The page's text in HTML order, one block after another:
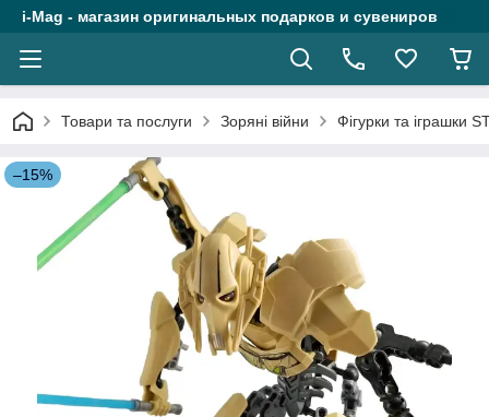
i-Mag - магазин оригинальных подарков и сувениров
Товари та послуги Зоряні війни Фігурки та іграшки
–15%